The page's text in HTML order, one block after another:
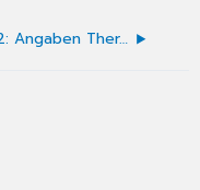
PTV2: Angaben Therapeut*in